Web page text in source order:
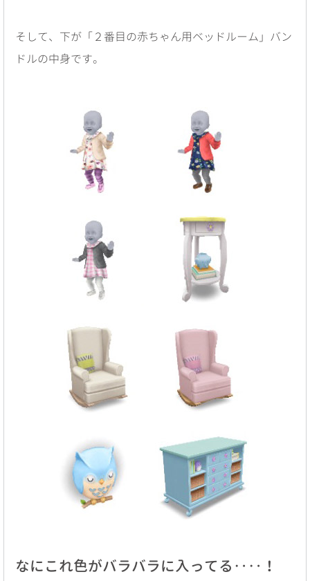
そして、下が「２番目の赤ちゃん用ベッドルーム」バン
ドルの中身です。
なにこれ色がバラバラに入ってる‥‥！